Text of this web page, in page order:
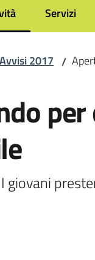
selezionato
Servizi
Avvisi 2017 /
giovani